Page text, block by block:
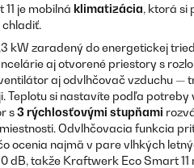
je mobilná klimatizácia, ktorá si
chladiť.
kW zaradený do energetickej
aj otvorené priestory s
aj odvlhčovač vzduchu —
Teplotu si nastavíte podľa potreby
s3 rýchlosťovými stupňami
Odvlhčovacia funkcia
ocenia najmä v pare vlhkých
dB, takže Kraftwerk Eco Smart